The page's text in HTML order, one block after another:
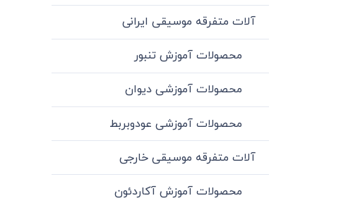
آلات متفرقه موسیقی ایرانی
محصولات آموزش تنبور
محصولات آموزشی دیوان
محصولات آموزشی عودوبربط
آلات متفرقه موسیقی خارجی
محصولات آموزش آکاردئون